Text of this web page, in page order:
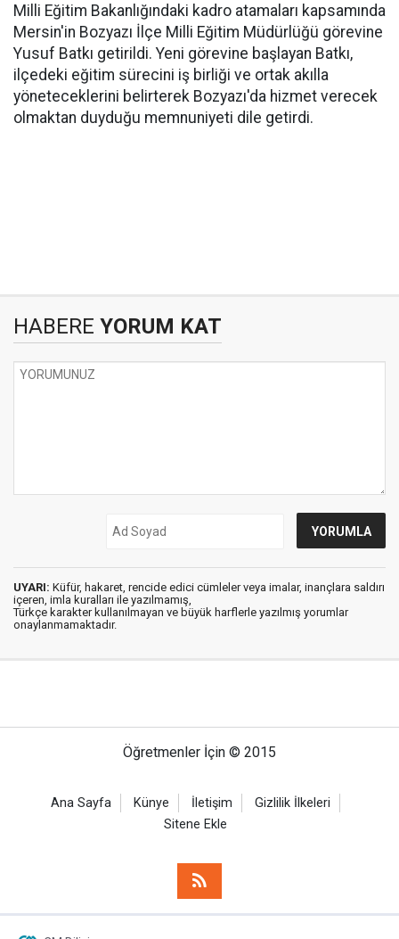
Milli Eğitim Bakanlığındaki kadro atamaları kapsamında
Mersin'in Bozyazı İlçe Milli Eğitim Müdürlüğü görevine
Yusuf Batkı getirildi. Yeni görevine başlayan Batkı,
ilçedeki eğitim sürecini iş birliği ve ortak akılla
yöneteceklerini belirterek Bozyazı'da hizmet verecek
olmaktan duyduğu memnuniyeti dile getirdi.
HABERE YORUM KAT
UYARI: Küfür, hakaret, rencide edici cümleler veya imalar, inançlara saldırı
içeren, imla kuralları ile yazılmamış,
Türkçe karakter kullanılmayan ve büyük harflerle yazılmış yorumlar
onaylanmamaktadır.
Öğretmenler İçin © 2015
Ana Sayfa Künye İletişim
Gizlilik İlkeleri
Sitene Ekle